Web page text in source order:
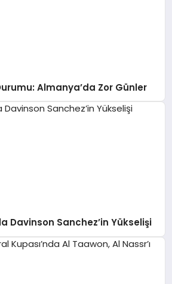
Almanya’da Zor Günler
Davinson Sanchez’in Yükselişi